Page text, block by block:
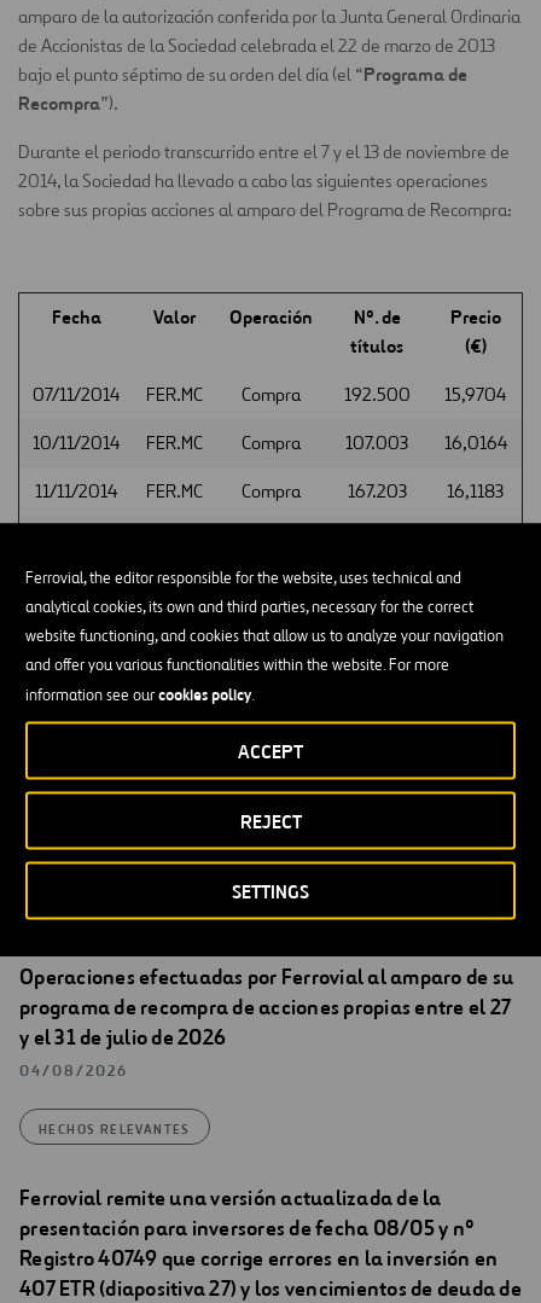
Ferrovial, the editor responsible for the website, uses technical and
analytical cookies, its own and third parties, necessary for the correct
website functioning, and cookies that allow us to analyze your navigation
and offer you various functionalities within the website. For more
information see ourcookies policy.
SETTINGS
REJECT
ACCEPT
amparo de la autorización conferida por la Junta General Ordinaria
de Accionistas de la Sociedad celebrada el 22 de marzo de 2013
bajo el punto séptimo de su orden del día (el “Programa de
Recompra”).
Durante el periodo transcurrido entre el 7 y el 13 de noviembre de
2014, la Sociedad ha llevado a cabo las siguientes operaciones
sobre sus propias acciones al amparo del Programa de Recompra:
Fecha Valor Operación
Nº. de
títulos
Precio
(€)
07/11/2014 FER.MC Compra 192.500 15,9704
10/11/2014 FER.MC Compra 107.003 16,0164
11/11/2014 FER.MC Compra 167.203 16,1183
13/11/2014 FER.MC Compra 231.000
15,4716
Lo cual ponemos en su conocimiento a los efectos oportunos.
Madrid, 14 de noviembre de 2014
Santiago Ortiz Vaamonde
Secretario del Consejo de Administración de Ferrovial, S.A.
Hechos Relevantes
Operaciones efectuadas por Ferrovial al amparo de su
programa de recompra de acciones propias entre el 27
y el 31 de julio de 2026
04/08/2026
HECHOS RELEVANTES
Ferrovial remite una versión actualizada de la
presentación para inversores de fecha 08/05 y nº
Registro 40749 que corrige errores en la inversión en
407 ETR (diapositiva 27) y los vencimientos de deuda de